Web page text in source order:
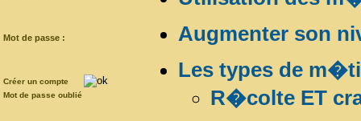
Mot de passe :
Créer un compte
Mot de passe oublié
Augmenter son
Les types de
R�colte ET